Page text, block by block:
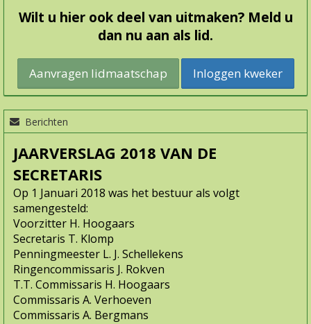
Wilt u hier ook deel van uitmaken? Meld u
dan nu aan als lid.
Inloggen kweker
Berichten
JAARVERSLAG 2018 VAN DE
SECRETARIS
Op 1 Januari 2018 was het bestuur als volgt
samengesteld:
Voorzitter H. Hoogaars
Secretaris T. Klomp
Penningmeester L. J. Schellekens
Ringencommissaris J. Rokven
T.T. Commissaris H. Hoogaars
Commissaris A. Verhoeven
Commissaris A. Bergmans